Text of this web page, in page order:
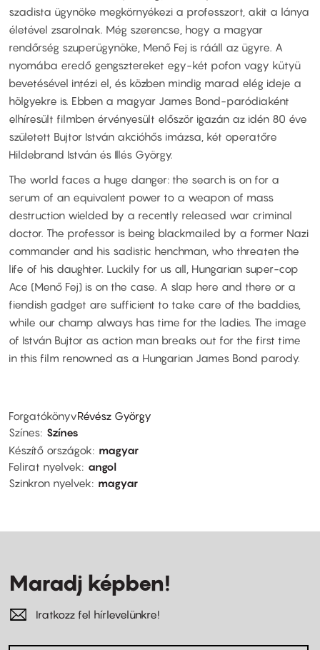
szadista ügynöke megkörnyékezi a professzort, akit a lánya
életével zsarolnak. Még szerencse, hogy a magyar
rendőrség szuperügynöke, Menő Fej is rááll az ügyre. A
nyomába eredő gengsztereket egy-két pofon vagy kütyü
bevetésével intézi el, és közben mindig marad elég ideje a
hölgyekre is. Ebben a magyar James Bond-paródiaként
elhíresült filmben érvényesült először igazán az idén 80 éve
született Bujtor István akcióhős imázsa, két operatőre
Hildebrand István és Illés György.
The world faces a huge danger: the search is on for a
serum of an equivalent power to a weapon of mass
destruction wielded by a recently released war criminal
doctor. The professor is being blackmailed by a former Nazi
commander and his sadistic henchman, who threaten the
life of his daughter. Luckily for us all, Hungarian super-cop
Ace (Menő Fej) is on the case. A slap here and there or a
fiendish gadget are sufficient to take care of the baddies,
while our champ always has time for the ladies. The image
of István Bujtor as action man breaks out for the first time
in this film renowned as a Hungarian James Bond parody.
ForgatókönyvRévész György
Színes Színes
Készítő országok
magyar
Felirat nyelvek
angol
Szinkron nyelvek
magyar
Maradj képben!
Iratkozz fel hírlevelünkre!